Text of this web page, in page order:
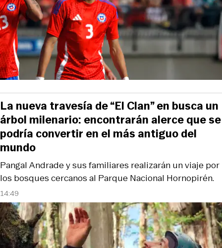
14:49
Pangal Andrade y sus familiares realizarán un viaje por
los bosques cercanos al Parque Nacional Hornopirén.
La nueva travesía de “El Clan” en busca un
árbol milenario: encontrarán alerce que se
podría convertir en el más antiguo del
mundo